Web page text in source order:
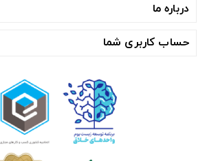
درباره ما
حساب کاربری شما